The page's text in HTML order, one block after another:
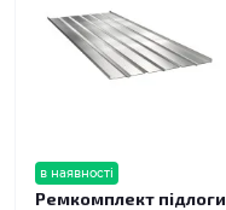
в наявності
Ремкомплект підлоги